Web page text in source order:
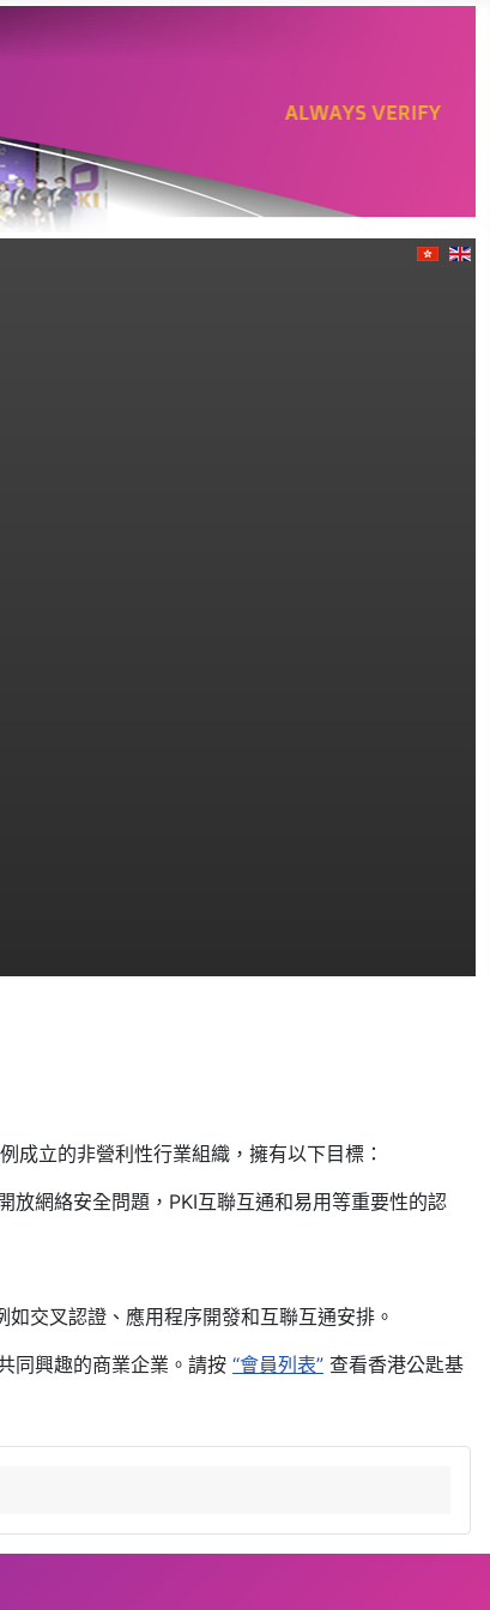
成立的非營利性行業組織，擁有以下目標：
放網絡安全問題，PKI互聯互通和易用等重要性的認
交叉認證、應用程序開發和互聯互通安排。
同興趣的商業企業。請按 “會員列表” 查看香港公匙基